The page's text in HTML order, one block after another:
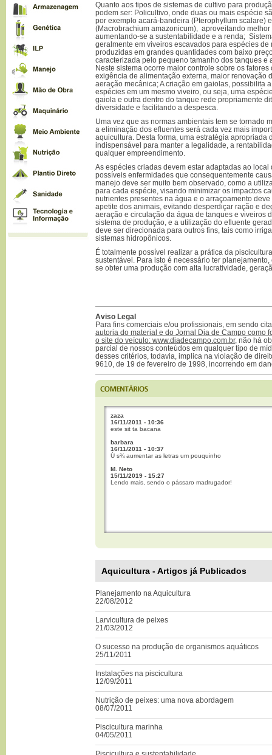
Quanto aos tipos de sistemas de cultivo para
podem ser: Policultivo, onde duas ou mais espécie
por exemplo acará-bandeira (Pterophyllum scalare)
(Macrobrachium amazonicum), aproveitando
aumentando-se a sustentabilidade e a renda;
geralmente em viveiros escavados para espécies
produzidas em grandes quantidades com baixo
caracterizada pelo pequeno tamanho dos tanques e
Neste sistema ocorre maior controle sobre os
exigência de alimentação externa, maior renovação
aeração mecânica; A criação em gaiolas, possibilita
espécies em um mesmo viveiro, ou seja, uma
gaiola e outra dentro do tanque rede propriamente
diversidade e facilitando a despesca.
Uma vez que as normas ambientais tem se tornado
a eliminação dos efluentes será cada vez mais
aquicultura. Desta forma, uma estratégia apropriada
indispensável para manter a legalidade, a
qualquer empreendimento.
As espécies criadas devem estar adaptadas ao local
possíveis enfermidades que consequentemente
manejo deve ser muito bem observado, como a
para cada espécie, visando minimizar os impactos
nutrientes presentes na água e o arraçoamento
apetite dos animais, evitando desperdiçar ração e
aeração e circulação da água de tanques e viveiros
sistema de produção, e a utilização do efluente
deve ser direcionada para outros fins, tais como
sistemas hidropônicos.
É totalmente possível realizar a prática da
sustentável. Para isto é necessário ter
se obter uma produção com alta lucratividade,
Aviso Legal
Para fins comerciais e/ou profissionais, em sendo
autoria do material e do Jornal Dia de Campo como
o site do veículo: www.diadecampo.com.br, não há
parcial de nossos conteúdos em qualquer tipo de
desses critérios, todavia, implica na violação de
9610, de 19 de fevereiro de 1998, incorrendo em
zaza
16/11/2011 - 10:36
este sit ta bacana
barbara
16/11/2011 - 10:37
Ú s¾ aumentar as letras um pouquinho
M. Neto
15/11/2019 - 15:27
Lendo mais, sendo o pássaro madrugador!
Aquicultura - Artigos já Publicados
Planejamento na Aquicultura
22/08/2012
Larvicultura de peixes
21/03/2012
O sucesso na produção de organismos aquáticos
25/11/2011
Instalações na piscicultura
12/09/2011
Nutrição de peixes: uma nova abordagem
08/07/2011
Piscicultura marinha
04/05/2011